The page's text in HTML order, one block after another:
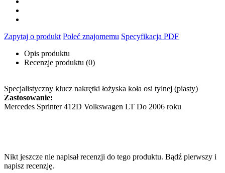
Zapytaj o produkt Poleć znajomemu Specyfikacja PDF
Opis produktu
Recenzje produktu (0)
Specjalistyczny klucz nakrętki łożyska koła osi tylnej (piasty)
Zastosowanie:
Mercedes Sprinter 412D Volkswagen LT Do 2006 roku
Nikt jeszcze nie napisał recenzji do tego produktu. Bądź pierwszy i
napisz recenzję.